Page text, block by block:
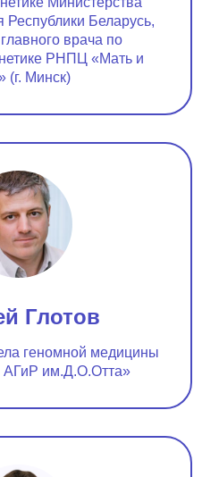
Беларусь,
врача по
РНПЦ «Мать и
(г. Минск)
Глотов
геномной медицины
им.Д.О.Отта»